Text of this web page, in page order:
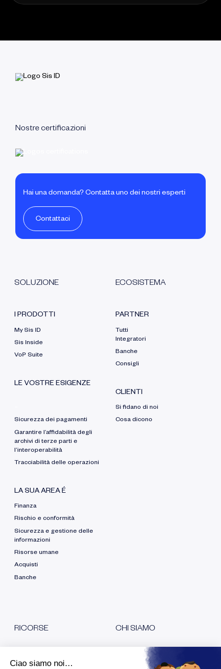
Nostre certificazioni
Hai una domanda? Contatta uno dei nostri esperti
Contattaci
SOLUZIONE
I PRODOTTI
My Sis ID
Sis Inside
VoP Suite
LE VOSTRE ESIGENZE
Sicurezza dei pagamenti
Garantire l’affidabilità degli
archivi di terze parti e
l’interoperabilità
Tracciabilità delle operazioni
LA SUA AREA É
Finanza
Rischio e conformità
Sicurezza e gestione delle
informazioni
Risorse umane
Acquisti
Banche
ECOSISTEMA
PARTNER
Tutti
Integratori
Banche
Consigli
CLIENTI
Si fidano di noi
Cosa dicono
RICORSE
PER TIPO
CHI SIAMO
PER SAPERNE DI PIÙ